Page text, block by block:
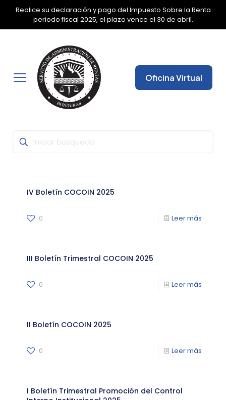
Realice su declaración y pago del Impuesto Sobre la Renta
periodo fiscal 2025, el plazo vence el 30 de abril.
✕
Oficina Virtual
IV Boletín COCOIN 2025
0 Leer más
III Boletín Trimestral COCOIN 2025
0 Leer más
II Boletín COCOIN 2025
0 Leer más
I Boletín Trimestral Promoción del Control